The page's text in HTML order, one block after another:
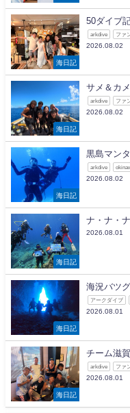
海日記
50ダイブ
arkdive ファ
2026.08.02
海日記
サメ＆カ
arkdive ファ
2026.08.02
海日記
黒島マン
arkdive
2026.08.02
海日記
ナ・ナ・
2026.08.01
海日記
海況バツ
アークダイブ
2026.08.01
海日記
チーム滋
arkdive ファ
2026.08.01